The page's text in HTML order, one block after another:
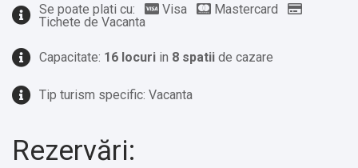
Se poate plati cu: Visa
Mastercard
Tichete de Vacanta
Capacitate: 16 locuri in 8 spatii de cazare
Tip turism specific: Vacanta
Rezervări: